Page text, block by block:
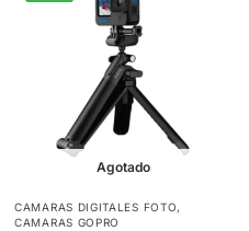
Agotado
CAMARAS DIGITALES FOTO,
CAMARAS GOPRO